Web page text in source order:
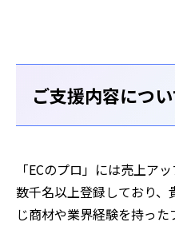
ご支援内容につ
「ECのプロ」には売上ア
数千名以上登録しており
じ商材や業界経験を持っ